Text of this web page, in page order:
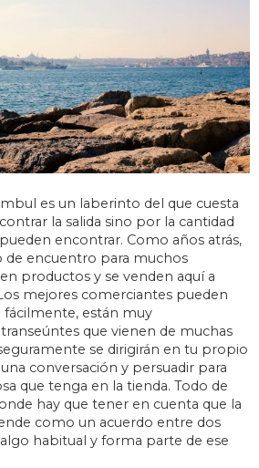
es un laberinto del que cuesta
la salida sino por la cantidad
encontrar. Como años atrás,
de encuentro para muchos
productos y se venden aquí a
mejores comerciantes pueden
están muy
que vienen de muchas
se dirigirán en tu propio
conversación y persuadir para
que tenga en la tienda. Todo de
hay que tener en cuenta que la
como un acuerdo entre dos
habitual y forma parte de ese